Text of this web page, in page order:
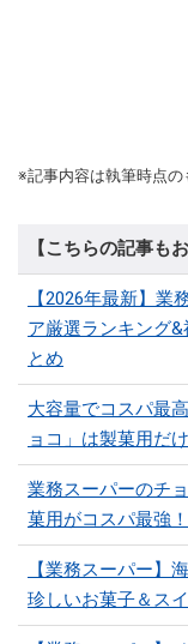
※記事内容は執筆時点の
【こちらの記事も
【2026年最新】
ア厳選ランキング
とめ
大容量でコスパ最
ョコ」は製菓用だ
業務スーパーのチ
菓用がコスパ最強
【業務スーパー】
珍しいお菓子＆ス